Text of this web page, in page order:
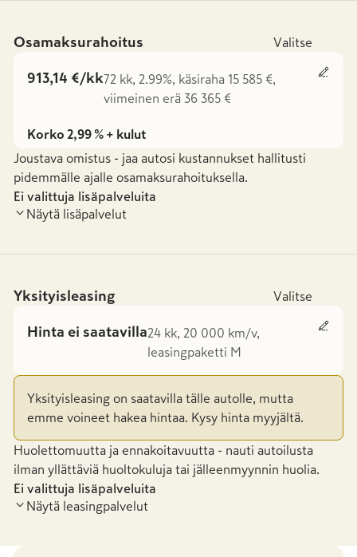
Osamaksurahoitus Valitse
913,14 €/kk72 kk, 2.99%, käsiraha 15 585 €,
viimeinen erä 36 365 €
Korko 2,99 % + kulut
Joustava omistus - jaa autosi kustannukset hallitusti
pidemmälle ajalle osamaksurahoituksella.
Ei valittuja lisäpalveluita
Näytä lisäpalvelut
Yksityisleasing Valitse
Hinta ei saatavilla24 kk, 20 000 km/v,
leasingpaketti M
Yksityisleasing on saatavilla tälle autolle, mutta
emme voineet hakea hintaa. Kysy hinta myyjältä.
Huolettomuutta ja ennakoitavuutta - nauti autoilusta
ilman yllättäviä huoltokuluja tai jälleenmyynnin huolia.
Ei valittuja lisäpalveluita
Näytä leasingpalvelut